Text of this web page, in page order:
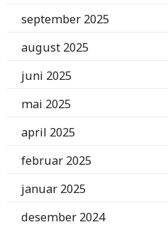
september 2025
august 2025
juni 2025
mai 2025
april 2025
februar 2025
januar 2025
desember 2024